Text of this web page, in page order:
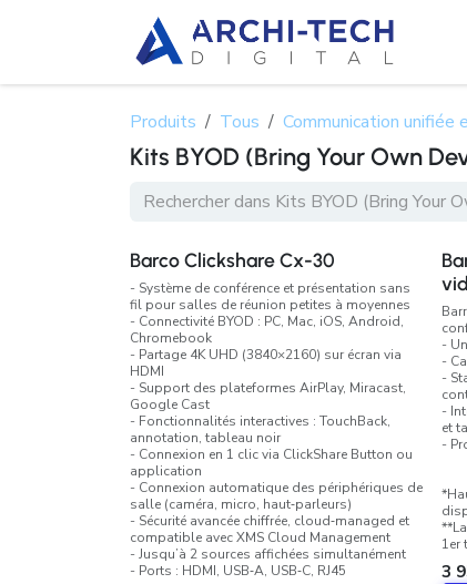
Produits Tous Communication unifiée
Kits BYOD (Bring Your Own
Barco Clickshare Cx-30
- Système de conférence et présentation sans
fil pour salles de réunion petites à moyennes
- Connectivité BYOD : PC, Mac, iOS, Android,
Chromebook
- Partage 4K UHD (3840×2160) sur écran via
HDMI
- Support des plateformes AirPlay, Miracast,
Google Cast
- Fonctionnalités interactives : TouchBack,
annotation, tableau noir
- Connexion en 1 clic via ClickShare Button ou
application
- Connexion automatique des périphériques de
salle (caméra, micro, haut‑parleurs)
- Sécurité avancée chiffrée, cloud‑managed et
compatible avec XMS Cloud Management
- Jusqu’à 2 sources affichées simultanément
- Ports : HDMI, USB‑A, USB‑C, RJ45
-
-
-
-
et
-
1er
3